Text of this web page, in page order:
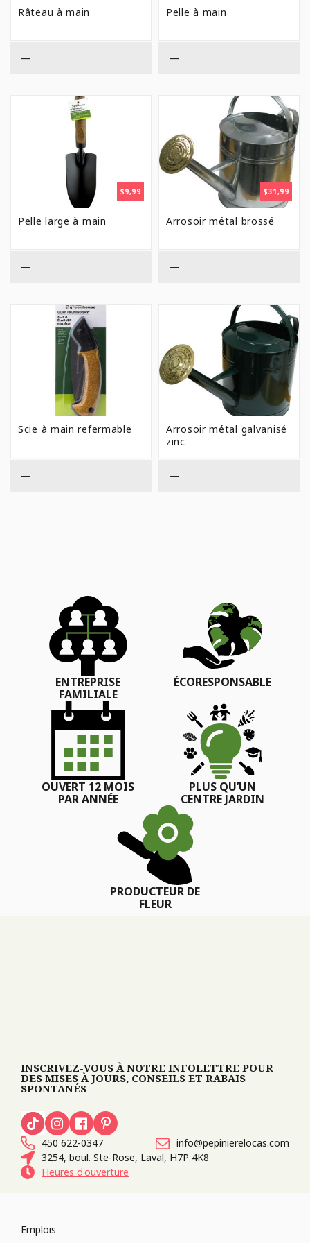
Râteau à main
—
Pelle à main
—
$9,99
Pelle large à main
—
$31,99
Arrosoir métal brossé
—
Scie à main refermable
—
Arrosoir métal galvanisé
zinc
—
ENTREPRISE
FAMILIALE
ÉCORESPONSABLE
OUVERT 12 MOIS
PAR ANNÉE
PLUS QU’UN
CENTRE JARDIN
PRODUCTEUR DE
FLEUR
INSCRIVEZ-VOUS À NOTRE INFOLETTRE POUR
DES MISES À JOURS, CONSEILS ET RABAIS
SPONTANÉS
450 622-0347
info@pepinierelocas.com
3254, boul. Ste-Rose, Laval, H7P 4K8
Heures d'ouverture
Emplois